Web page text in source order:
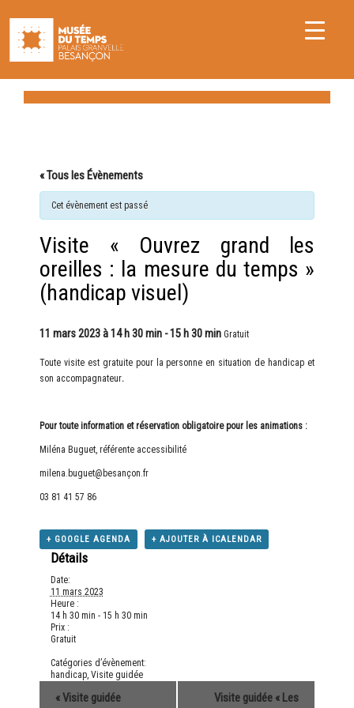
« Tous les Évènements
Cet évènement est passé
Visite « Ouvrez grand les
oreilles : la mesure du temps »
(handicap visuel)
11 mars 2023 à 14 h 30 min -15 h 30 min Gratuit
Toute visite est gratuite pour la personne en situation de handicap et
son accompagnateur.
Pour toute information et réservation obligatoire pour les animations :
Miléna Buguet, référente accessibilité
milena.buguet@besançon.fr
03 81 41 57 86
+ GOOGLE AGENDA + AJOUTER À ICALENDAR
Détails
Date:
11 mars 2023
Heure :
14 h 30 min - 15 h 30 min
Prix :
Gratuit
Catégories d’évènement:
handicap, Visite guidée
«Visite guidée Visite guidée « Les